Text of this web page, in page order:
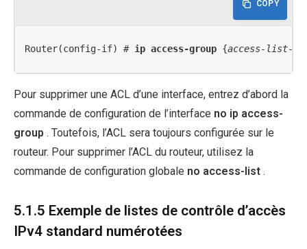
COPY
Router(config-if) # ip access-group {access-list-
Pour supprimer une ACL d’une interface, entrez d’abord la
commande de configuration de l’interface no ip access-
group . Toutefois, l’ACL sera toujours configurée sur le
routeur. Pour supprimer l’ACL du routeur, utilisez la
commande de configuration globale no access-list .
5.1.5 Exemple de listes de contrôle d’accès
IPv4 standard numérotées